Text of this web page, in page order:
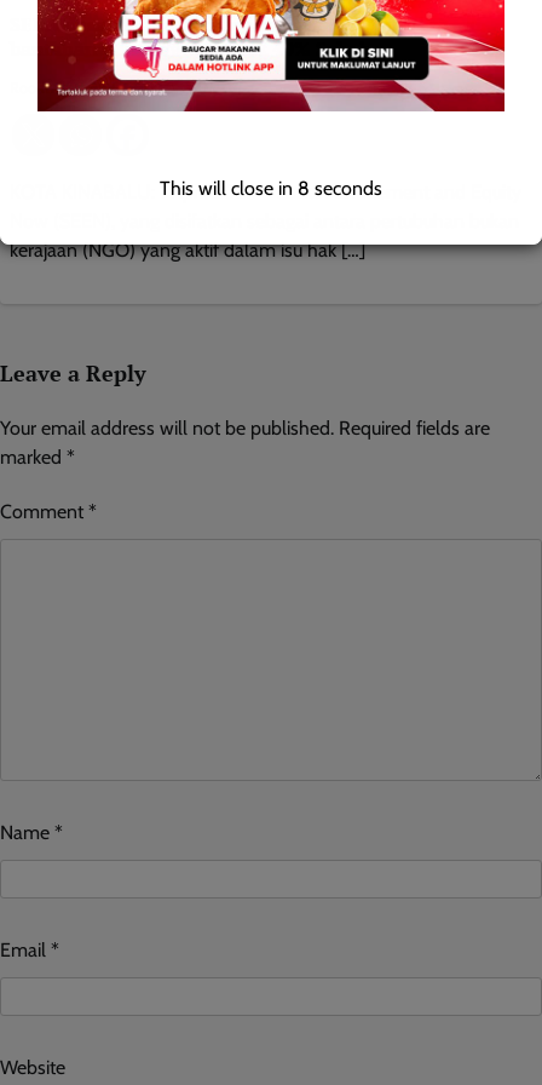
SEEN desak Ketua Menteri bawa ke DUN usul rasmi
bantahan penangguhan hak 40% Sabah
Roodwill April 1, 2026 0
KOTA KINABALU: 1 April 2026 – Sabah Entitlement and Equity
kerajaan (NGO) yang aktif dalam isu hak […]
Leave a Reply
Your email address will not be published. Required fields are
marked *
Comment *
Name *
Email *
Website
This will close in 7 seconds